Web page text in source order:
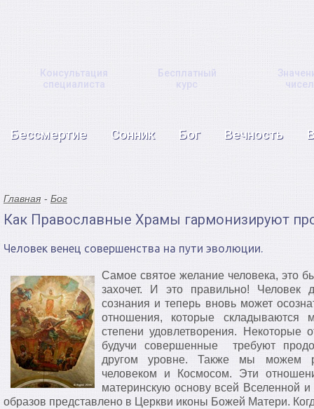
Консультация
специалиста
Бесплатный
курс
чисел
Бессмертие Сонник Бог Вечность
Главная Бог
Как Православные Храмы гармонизируют
Человек венец совершенства на пути эволюции.
Самое святое желание человека, это
захочет. И это правильно! Человек
сознания и теперь вновь может
отношения, которые
степени удовлетворения. Некоторые
будучи совершенные требуют
другом уровне. Также мы можем
человеком и Космосом. Эти
материнскую основу всей Вселенной
образов представлено в Церкви иконы Божей Матери.